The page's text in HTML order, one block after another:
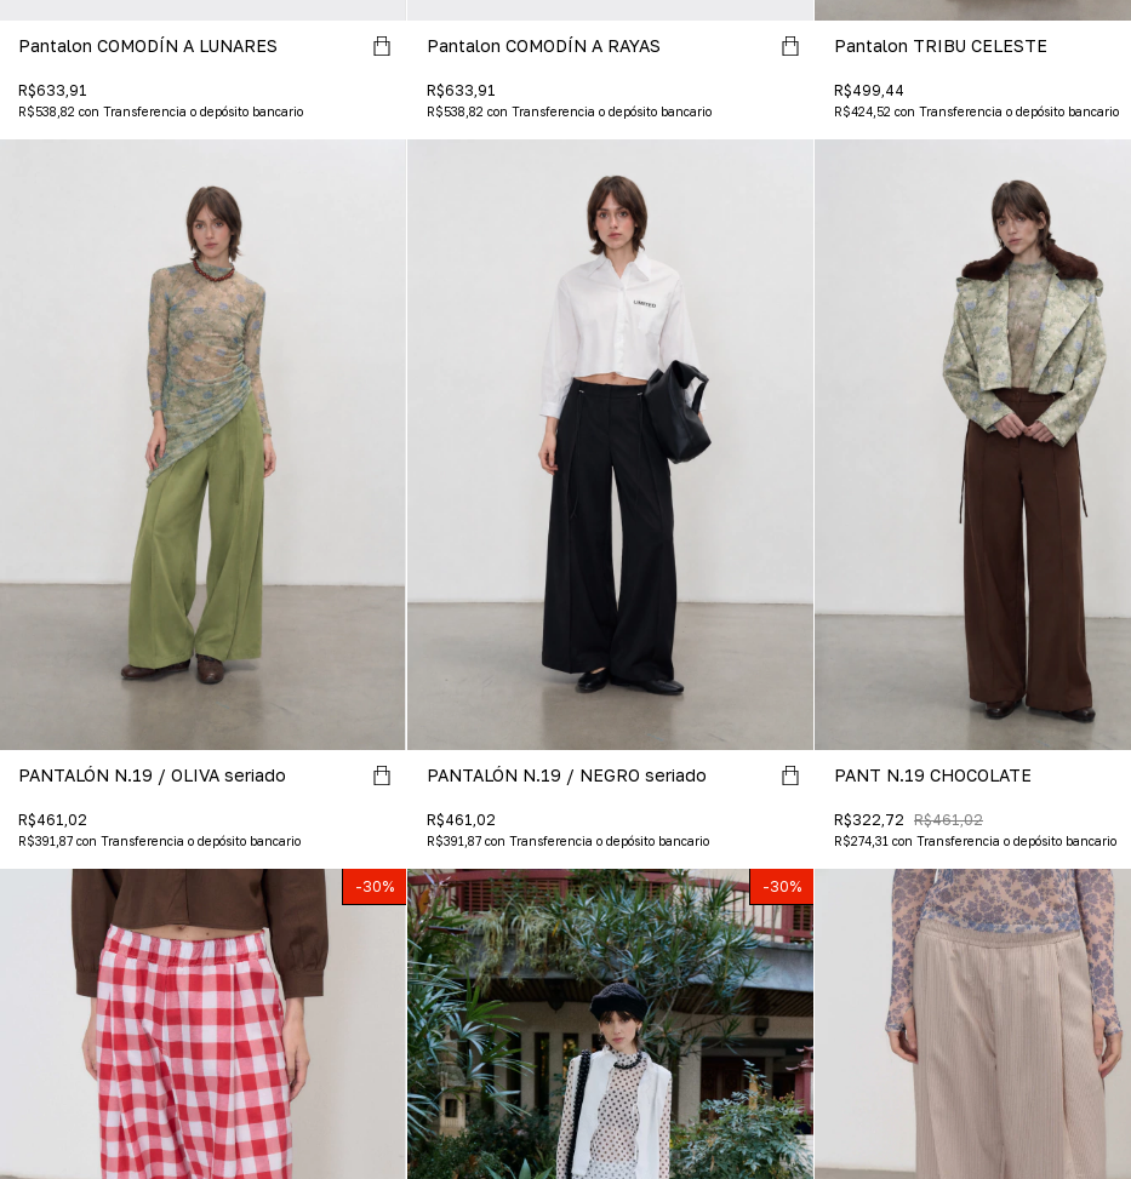
Pantalon COMODÍN A LUNARES
R$633,91
R$538,82 con Transferencia o depósito bancario
Pantalon COMODÍN A RAYAS
R$633,91
R$538,82 con Transferencia o depósito bancario
Pantalon TRIBU CELESTE
R$499,44
R$424,52 con Transferencia o depósito bancario
PANTALÓN N.19 / OLIVA seriado
R$461,02
R$391,87 con Transferencia o depósito bancario
PANTALÓN N.19 / NEGRO seriado
R$461,02
R$391,87 con Transferencia o depósito bancario
PANT N.19 CHOCOLATE
R$322,72 R$461,02
R$274,31 con Transferencia o depósito bancario
-30% -30%